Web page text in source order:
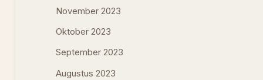
November 2023
Oktober 2023
September 2023
Augustus 2023